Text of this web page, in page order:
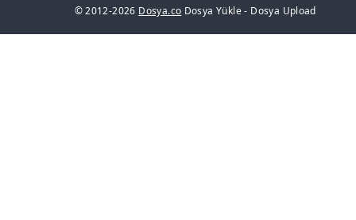
© 2012-2026 Dosya.co Dosya Yükle- Dosya Upload